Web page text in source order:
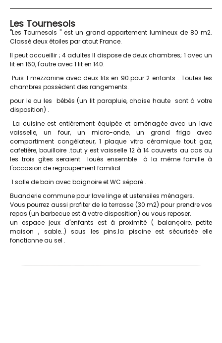
Les Tournesols
"Les Tournesols " est un grand appartement lumineux de 80 m2.
Classé deux étoiles par atout France.
Il peut accueillir ; 4 adultes Il dispose de deux chambres; 1 avec un
lit en 160, l'autre avec 1 lit en 140.
Puis 1 mezzanine avec deux lits en 90.pour 2 enfants . Toutes les
chambres possèdent des rangements.
pour le ou les bébés (un lit parapluie, chaise haute sont à votre
disposition) .
La cuisine est entièrement équipée et aménagée avec un lave
vaisselle, un four, un micro-onde, un grand frigo avec
compartiment congélateur, 1 plaque vitro céramique tout gaz,
cafetière, bouilloire .tout y est vaisselle 12 à 14 couverts au cas ou
les trois gîtes seraient loués ensemble à la même famille à
l'occasion de regroupement familial.
1 salle de bain avec baignoire et WC séparé .
Buanderie commune pour lave linge et ustensiles ménagers.
Vous pourrez aussi profiter de la terrasse (30 m2) pour prendre vos
repas (un barbecue est à votre disposition) ou vous reposer.
un espace jeux d'enfants est à proximité ( balançoire, petite
maison , sable..) sous les pins.la piscine est sécurisée elle
fonctionne au sel .